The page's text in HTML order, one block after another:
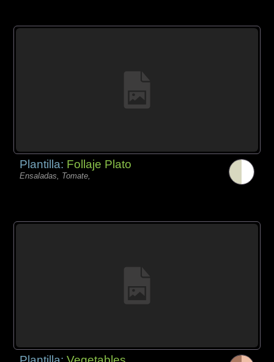
Plantilla: Follaje Plato
Ensaladas, Tomate,